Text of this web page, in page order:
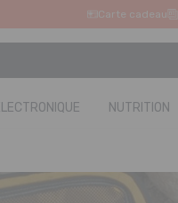
Carte cadeau
NUTRITION